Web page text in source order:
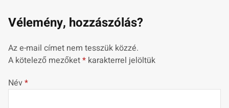
Vélemény, hozzászólás?
Az e-mail címet nem tesszük közzé.
A kötelező mezőket* karakterrel jelöltük
Név*